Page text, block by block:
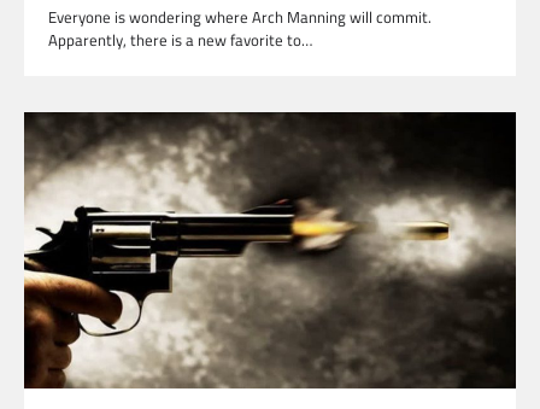
Everyone is wondering where Arch Manning will commit.
Apparently, there is a new favorite to…